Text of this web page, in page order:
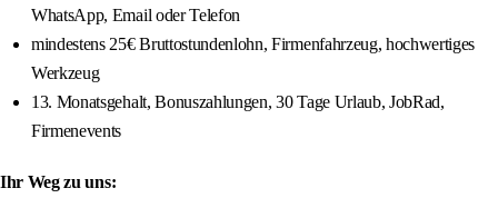
WhatsApp, Email oder Telefon
mindestens 25€ Bruttostundenlohn, Firmenfahrzeug, hochwertiges
Werkzeug
13. Monatsgehalt, Bonuszahlungen, 30 Tage Urlaub, JobRad,
Firmenevents
Ihr Weg zu uns: